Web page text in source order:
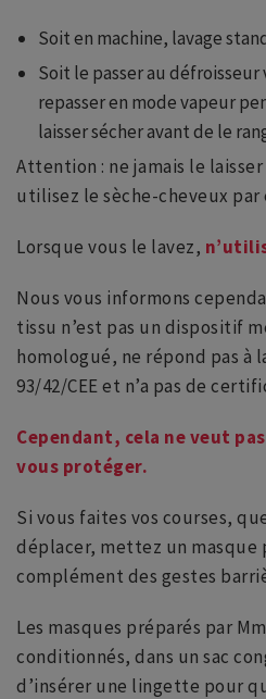
Soit en machine, lavage
Soit le passer au défroisseur
repasser en mode vapeur
laisser sécher avant de le
Attention : ne jamais le
utilisez le sèche-cheveux par
Lorsque vous le lavez,
Nous vous informons
tissu n’est pas un dispositif
homologué, ne répond pas à
93/42/CEE et n’a pas de
Cependant, cela ne veut
vous protéger.
Si vous faites vos courses,
déplacer, mettez un masque
complément des gestes
Les masques préparés par
conditionnés, dans un sac
d’insérer une lingette pour